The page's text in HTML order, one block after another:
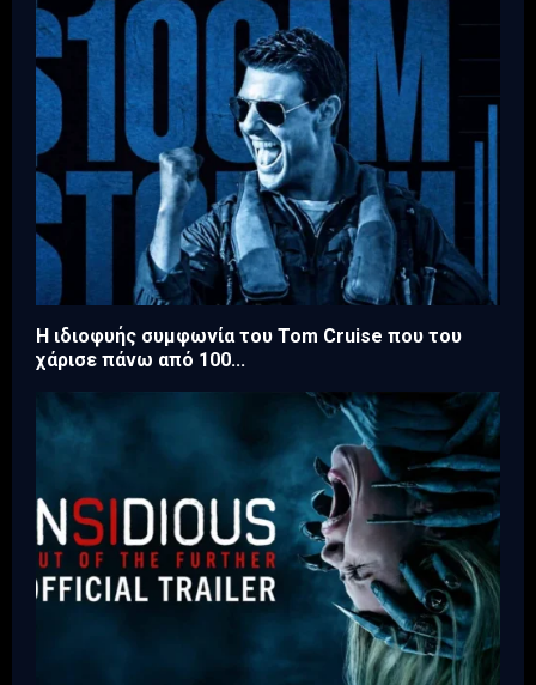
Η ιδιοφυής συμφωνία του Tom Cruise που του
χάρισε πάνω από 100...